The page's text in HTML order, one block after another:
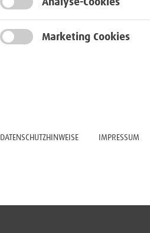
Marketing Cookies
DATENSCHUTZHINWEISE IMPRESSUM